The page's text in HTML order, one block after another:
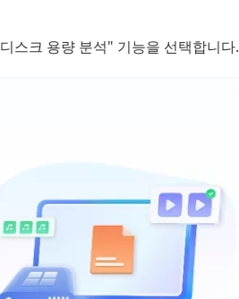
스크 용량 분석" 기능을 선택합니다.